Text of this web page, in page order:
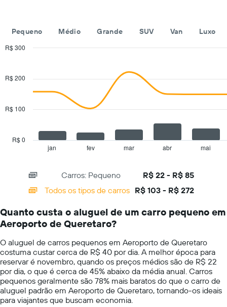
aluguel
carros
tem
Y
preço
aluguel
carro
as
empresas
Pequeno Médio Grande SUV Van Luxo
with
displaying
categories.
categories.
The
has
1
Y
axis
displaying
values.
Range:
jan fev mar abr mai
R$ 0
R$ 100
R$ 200
R$ 300
Carros: Pequeno
R$ 22 - R$ 85
Todos os tipos de carros R$ 103 - R$ 272
Quanto custa o aluguel de um carro pequeno em
Aeroporto de Queretaro?
O aluguel de carros pequenos em Aeroporto de Queretaro
costuma custar cerca de R$ 40 por dia. A melhor época para
reservar é novembro, quando os preços médios são de R$ 22
por dia, o que é cerca de 45% abaixo da média anual. Carros
pequenos geralmente são 78% mais baratos do que o carro de
aluguel padrão em Aeroporto de Queretaro, tornando-os ideais
para viajantes que buscam economia.